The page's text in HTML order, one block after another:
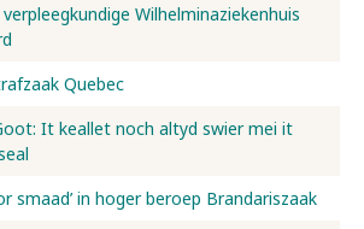
Wilhelminaziekenhuis
Quebec
It keallet noch altyd swier mei it
smaad’ in hoger beroep Brandariszaak